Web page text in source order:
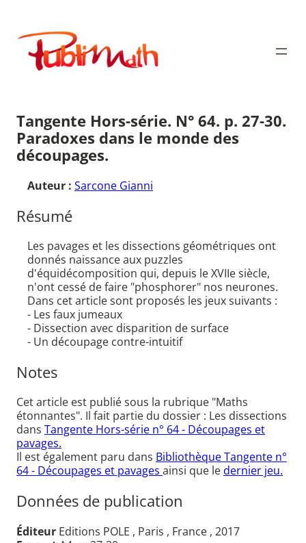
contenu
Publimath
Tangente Hors-série. N° 64. p. 27-30.
Paradoxes dans le monde des
découpages.
Auteur : Sarcone Gianni
Résumé
Les pavages et les dissections géométriques ont
donnés naissance aux puzzles
d'équidécomposition qui, depuis le XVIIe siècle,
n'ont cessé de faire "phosphorer" nos neurones.
Dans cet article sont proposés les jeux suivants :
- Les faux jumeaux
- Dissection avec disparition de surface
- Un découpage contre-intuitif
Notes
Cet article est publié sous la rubrique "Maths
étonnantes". Il fait partie du dossier : Les dissections
dans Tangente Hors-série n° 64 - Découpages et
pavages.
Il est également paru dans Bibliothèque Tangente n°
64 - Découpages et pavages ainsi que ledernier jeu.
Données de publication
Éditeur Editions POLE , Paris , France , 2017